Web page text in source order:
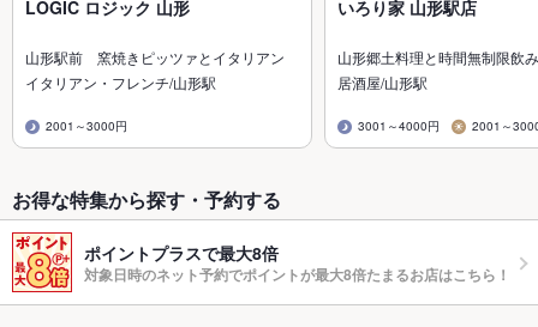
LOGIC ロジック 山形
山形駅前 窯焼きピッツァとイタリアン
イタリアン・フレンチ/山形駅
2001～3000円
いろり家 山形駅店
山形郷土料理と時間無制限飲
居酒屋/山形駅
3001～4000円 2001～
お得な特集から探す・予約する
ポイントプラスで最大8倍
対象日時のネット予約でポイントが最大8倍たまるお店はこちら！